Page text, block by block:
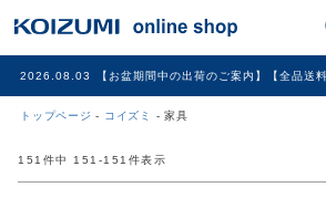
2026.08.03 【お盆期間中の出荷のご案内】【全品送
トップページ コイズミ 家具
151 件中 151 -151 件表示